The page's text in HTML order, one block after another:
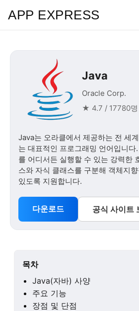
APP EXPRESS
Java
Oracle Corp.
★ 4.7 / 17780명
Java는 오라클에서 제공하는 전 세
는 대표적인 프로그래밍 언어입니다
를 어디서든 실행할 수 있는 강력한
스와 자식 클래스를 구분해 객체지
있도록 지원합니다.
다운로드 공식 사이트
목차
Java(자바) 사양
주요 기능
장점 및 단점